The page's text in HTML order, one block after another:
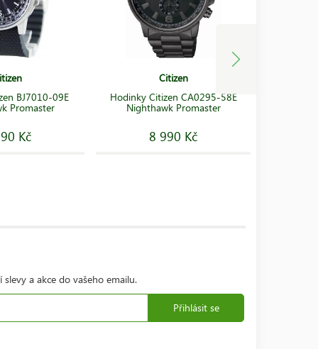
BJ7010-09E
Promaster
Kč
Citizen
Hodinky Citizen CA0295-58E
Nighthawk Promaster
8 990 Kč
a akce do vašeho emailu.
Přihlásit se